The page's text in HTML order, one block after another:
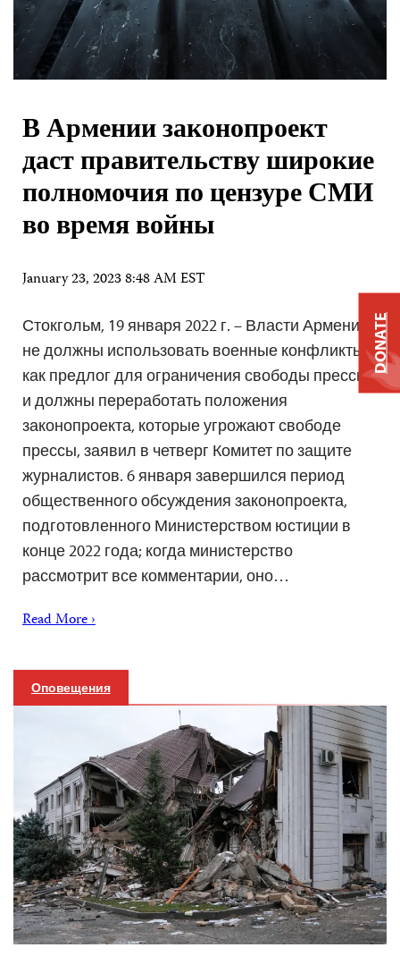
В Армении законопроект
даст правительству широкие
полномочия по цензуре СМИ
во время войны
January 23, 2023 8:48 AM EST
Стокгольм, 19 января 2022 г. – Власти Армении
не должны использовать военные конфликты
как предлог для ограничения свободы прессы
и должны переработать положения
законопроекта, которые угрожают свободе
прессы, заявил в четверг Комитет по защите
журналистов. 6 января завершился период
общественного обсуждения законопроекта,
подготовленного Министерством юстиции в
конце 2022 года; когда министерство
рассмотрит все комментарии, оно…
Read More ›
Оповещения
DONATE